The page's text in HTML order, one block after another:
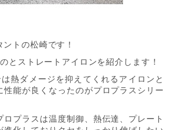
トの松崎です！
とストレートアイロンを紹介します！
熱ダメージを抑えてくれるアイロンと
性能が良くなったのがプロプラスシリー
ロプラスは温度制御、熱伝達、プレート